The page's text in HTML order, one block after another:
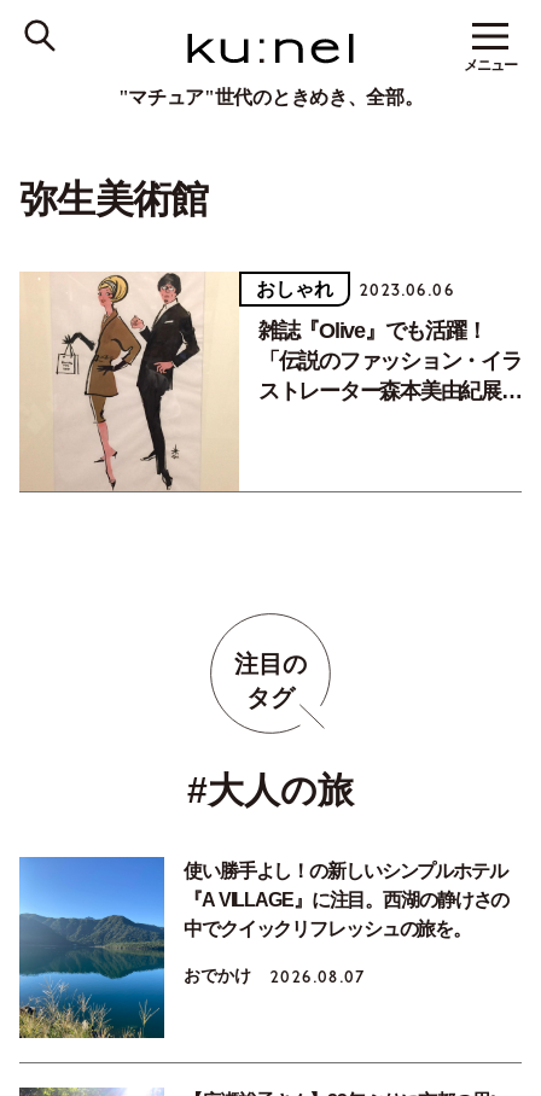
"マチュア"世代のときめき、全部。
メニュー
弥生美術館
おしゃれ 2023.06.06
雑誌『Olive』でも活躍！
「伝説のファッション・イラ
ストレーター森本美由紀展」
注目の
タグ
#大人の旅
使い勝手よし！の新しいシンプルホテル
『A VILLAGE』に注目。西湖の静けさの
中でクイックリフレッシュの旅を。
おでかけ 2026.08.07